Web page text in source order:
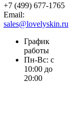
+7 (499) 677-1765
Email:
sales@lovelyskin.ru
График
работы
Пн-Вс: с
10:00 до
20:00